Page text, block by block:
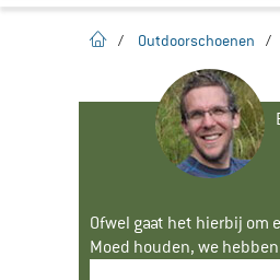
Startpagina
/ Outdoorschoenen /
Ofwel gaat het hierbij
Moed houden, we